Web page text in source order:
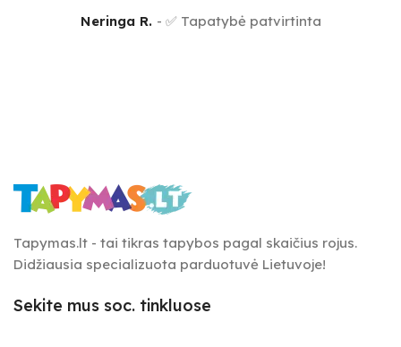
Neringa R. ✅ Tapatybė patvirtinta
Tapymas.lt - tai tikras tapybos pagal skaičius rojus.
Didžiausia specializuota parduotuvė Lietuvoje!
Sekite mus soc. tinkluose